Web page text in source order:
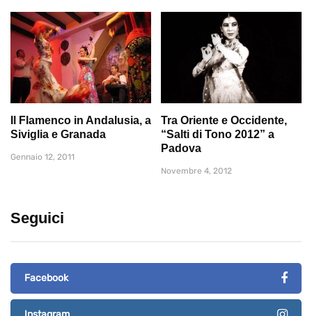
Il Flamenco in Andalusia, a
Siviglia e Granada
Gennaio 12, 2011
Tra Oriente e Occidente,
“Salti di Tono 2012” a
Padova
Novembre 4, 2012
Seguici
Facebook